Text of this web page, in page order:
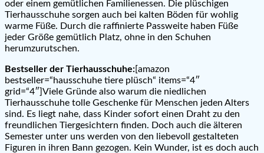
oder einem gemütlichen Familienessen. Die plüschigen
Tierhausschuhe sorgen auch bei kalten Böden für wohlig
warme Füße. Durch die raffinierte Passweite haben Füße
jeder Größe gemütlich Platz, ohne in den Schuhen
herumzurutschen.
Bestseller der Tierhausschuhe:[amazon
bestseller=“hausschuhe tiere plüsch“ items=“4″
grid=“4″]Viele Gründe also warum die niedlichen
Tierhausschuhe tolle Geschenke für Menschen jeden Alters
sind. Es liegt nahe, dass Kinder sofort einen Draht zu den
freundlichen Tiergesichtern finden. Doch auch die älteren
Semester unter uns werden von den liebevoll gestalteten
Figuren in ihren Bann gezogen. Kein Wunder, ist es doch auch